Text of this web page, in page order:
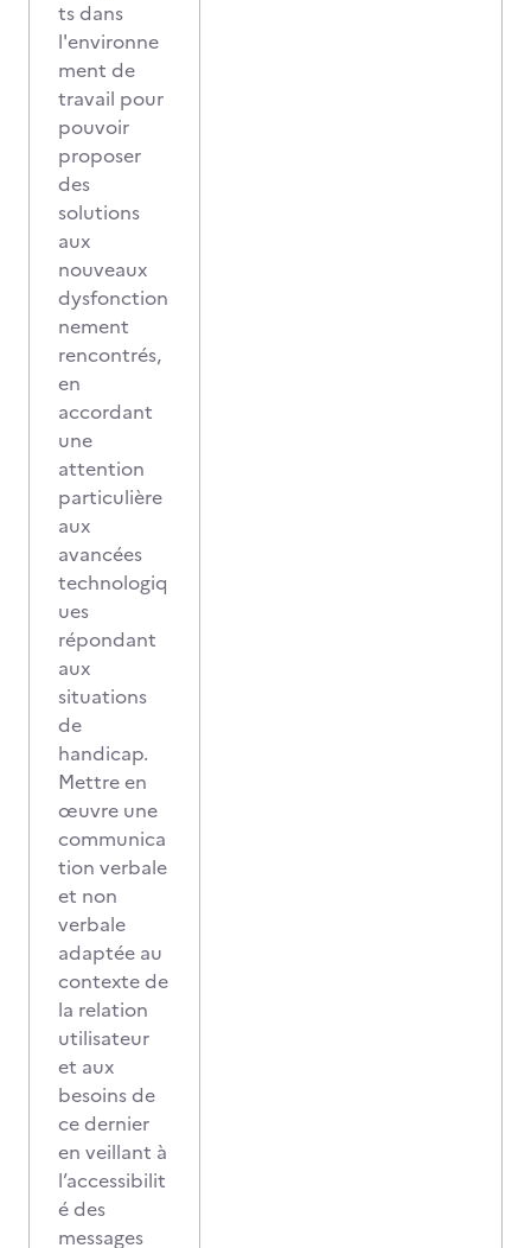
ts dans
l'environne
ment de
travail pour
pouvoir
proposer
des
solutions
aux
nouveaux
dysfonction
nement
rencontrés,
en
accordant
une
attention
particulière
aux
avancées
technologiq
ues
répondant
aux
situations
de
handicap.
Mettre en
œuvre une
communica
tion verbale
et non
verbale
adaptée au
contexte de
la relation
utilisateur
et aux
besoins de
ce dernier
en veillant à
l’accessibilit
é des
messages